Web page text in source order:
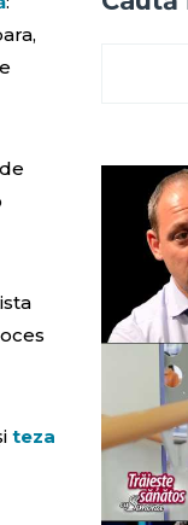
teza